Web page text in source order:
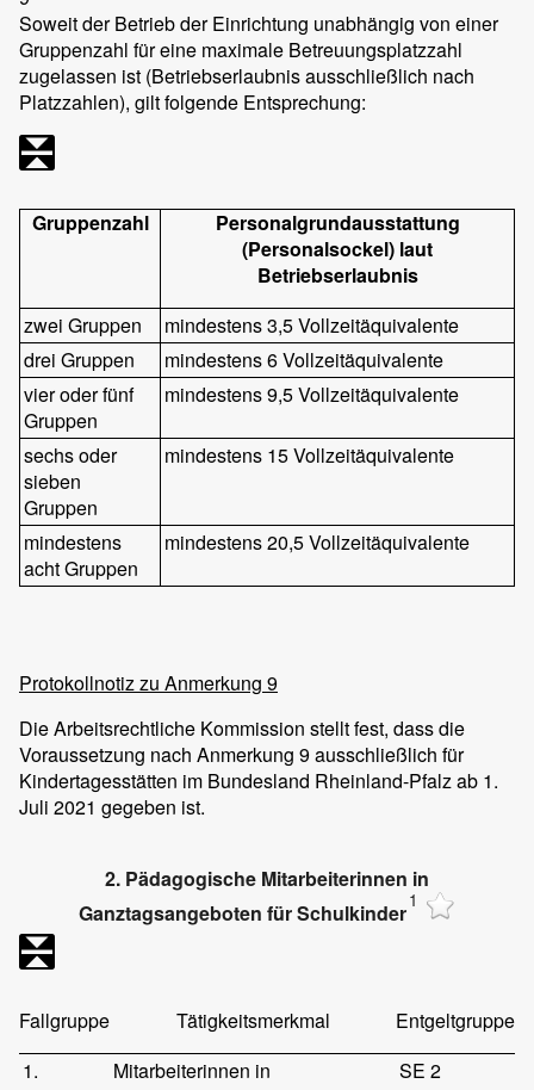
Soweit der Betrieb der Einrichtung unabhängig von einer
Gruppenzahl für eine maximale Betreuungsplatzzahl
zugelassen ist (Betriebserlaubnis ausschließlich nach
Platzzahlen), gilt folgende Entsprechung:
Gruppenzahl
Personalgrundausstattung
(Personalsockel) laut
Betriebserlaubnis
zwei Gruppen
mindestens 3,5 Vollzeitäquivalente
drei Gruppen
mindestens 6 Vollzeitäquivalente
vier oder fünf
Gruppen
mindestens 9,5 Vollzeitäquivalente
sechs oder
sieben
Gruppen
mindestens 15 Vollzeitäquivalente
mindestens
acht Gruppen
mindestens 20,5 Vollzeitäquivalente
Protokollnotiz zu Anmerkung 9
Die Arbeitsrechtliche Kommission stellt fest, dass die
Voraussetzung nach Anmerkung 9 ausschließlich für
Kindertagesstätten im Bundesland Rheinland-Pfalz ab 1.
Juli 2021 gegeben ist.
2. Pädagogische Mitarbeiterinnen in
Ganztagsangeboten für Schulkinder1
Fallgruppe Tätigkeitsmerkmal
Entgeltgruppe
1.
Mitarbeiterinnen in
SE 2